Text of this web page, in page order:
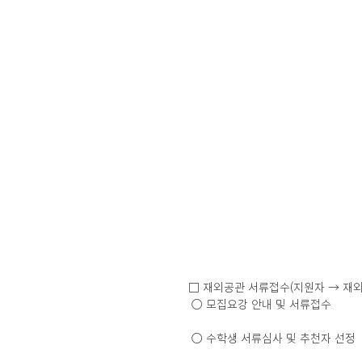
□ 재외공관 서류접수(지원자 → 재
○ 모집요강 안내 및 서류접수
○ 수학생 서류심사 및 추천자 선정